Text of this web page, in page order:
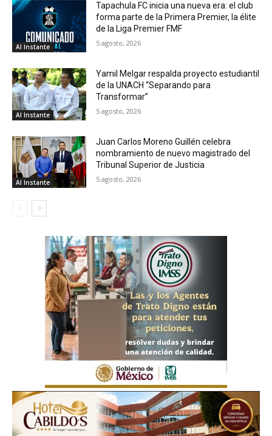
Al Instante
Tapachula FC inicia una nueva era: el club
forma parte de la Primera Premier, la élite
de la Liga Premier FMF
5 agosto, 2026
Al Instante
Yamil Melgar respalda proyecto estudiantil
de la UNACH “Separando para
Transformar”
5 agosto, 2026
Al Instante
Juan Carlos Moreno Guillén celebra
nombramiento de nuevo magistrado del
Tribunal Superior de Justicia
5 agosto, 2026